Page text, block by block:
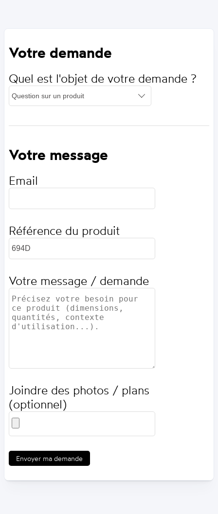
Votre demande
Quel est l'objet de votre demande ?
Votre message
Email
Référence du produit
Votre message / demande
Joindre des photos / plans
(optionnel)
Envoyer ma demande